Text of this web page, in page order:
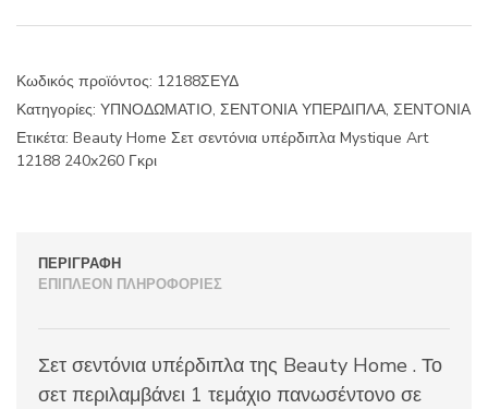
Art
12188
240x260
Γκρι
Κωδικός προϊόντος: 12188ΣΕΥΔ
Κατηγορίες: ΥΠΝΟΔΩΜΑΤΙΟ, ΣΕΝΤΟΝΙΑ ΥΠΕΡΔΙΠΛΑ, ΣΕΝΤΟΝΙΑ
Ετικέτα: Beauty Home Σετ σεντόνια υπέρδιπλα Mystique Art
12188 240x260 Γκρι
ΠΕΡΙΓΡΑΦΉ
ΕΠΙΠΛΈΟΝ ΠΛΗΡΟΦΟΡΊΕΣ
Σετ σεντόνια υπέρδιπλα της Beauty Home . Το
σετ περιλαμβάνει 1 τεμάχιο πανωσέντονο σε